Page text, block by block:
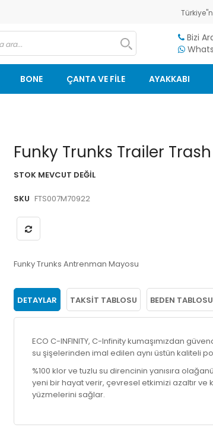
Bizi
BONE ÇANTA VE FİLE AYAKKABI
Funky Trunks Trailer Trash
STOK MEVCUT DEĞIL
SKU FTS007M70922
Funky Trunks Antrenman Mayosu
DETAYLAR TAKSIT TABLOSU BEDEN TABLOSU
ECO C-INFINITY, C-Infinity kumaşımızdan
su şişelerinden imal edilen aynı üstün kaliteli
%100 klor ve tuzlu su direncinin yanısıra
yeni bir hayat verir, çevresel etkimizi azaltır ve
yüzmelerini sağlar.
Resim
galerisinin
başlangıcına